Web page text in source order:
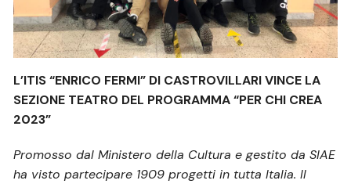
L’ITIS “ENRICO FERMI” DI CASTROVILLARI VINCE LA
SEZIONE TEATRO DEL PROGRAMMA “PER CHI CREA
2023”
Promosso dal Ministero della Cultura e gestito da SIAE
ha visto partecipare 1909 progetti in tutta Italia. Il